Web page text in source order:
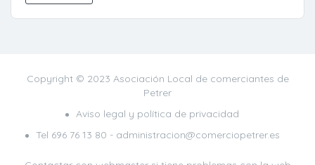
Copyright © 2023 Asociación Local de comerciantes de
Petrer
Aviso legal y política de privacidad
Tel 696 76 13 80 - administracion@comerciopetrer.es